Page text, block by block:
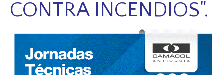
CONTRA INCENDIOS".